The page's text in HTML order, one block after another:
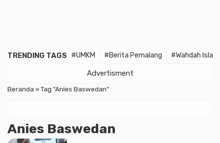
TRENDING TAGS #UMKM #Berita Pemalang #Wahdah
Advertisment
Beranda »Tag "Anies Baswedan"
Anies Baswedan